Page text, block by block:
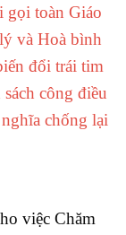
gọi toàn Giáo
và Hoà bình
đổi trái tim
công điều
chống lại
việc Chăm